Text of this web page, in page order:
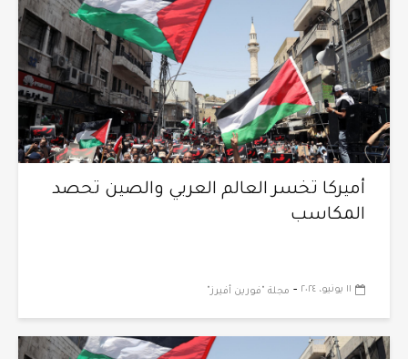
١١ يونيو، ٢٠٢٤ - مجلة "فورين أفيرز"
أميركا تخسر العالم العربي والصين تحصد
المكاسب